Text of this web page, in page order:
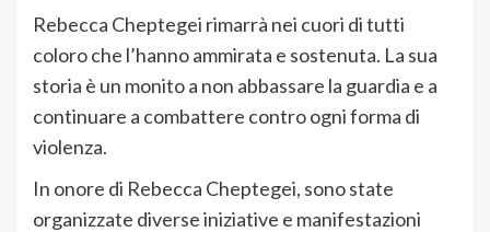
Rebecca Cheptegei rimarrà nei cuori di tutti
coloro che l’hanno ammirata e sostenuta. La sua
storia è un monito a non abbassare la guardia e a
continuare a combattere contro ogni forma di
violenza.
In onore di Rebecca Cheptegei, sono state
organizzate diverse iniziative e manifestazioni